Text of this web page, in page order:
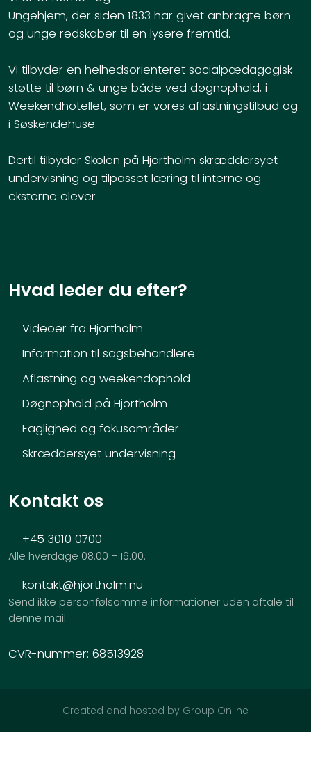
Ungehjem, der siden 1833 har givet anbragte børn
og unge redskaber til en lysere fremtid.
Vi tilbyder en helhedsorienteret socialpædagogisk
støtte til børn & unge både ved døgnophold, i
Weekendhotellet, som er vores aflastningstilbud og
i Søskendehuse.
Dertil tilbyder Skolen på Hjortholm skræddersyet
undervisning og tilpasset læring til interne og
eksterne elever
Hvad leder du efter?
Videoer fra Hjortholm
Information til sagsbehandlere
Aflastning og weekendophold​
Døgnophold på Hjortholm
Faglighed og fokusområder
Skræddersyet undervisning​
​Kontakt os
+45 3010 0700
Alle hverdage 08.00 – 16.00.
kontakt@hjortholm.nu
Send ikke personfølsomme informationer uden aftale til
denne mail.​
CVR-nummer: 68513928​
Created and hosted by Group Online